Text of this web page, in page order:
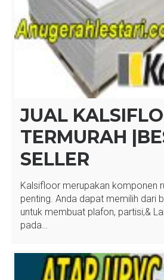
JUAL
TERMURAH
SELLER
Kalsifloor merupakan komponen
penting. Anda dapat memilih dari
untuk membuat plafon, partisi,&
pada…